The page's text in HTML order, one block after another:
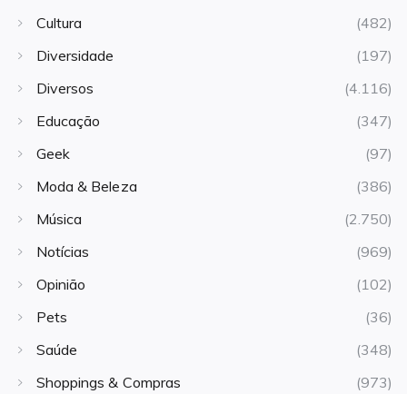
Cultura
(482)
Diversidade
(197)
Diversos
(4.116)
Educação
(347)
Geek
(97)
Moda & Beleza
(386)
Música
(2.750)
Notícias
(969)
Opinião
(102)
Pets
(36)
Saúde
(348)
Shoppings & Compras
(973)